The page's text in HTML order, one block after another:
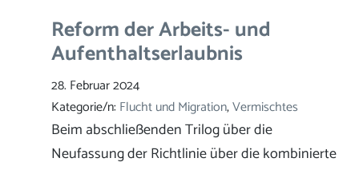
Reform der Arbeits- und
Aufenthaltserlaubnis
28. Februar 2024
Kategorie/n:Flucht und Migration, Vermischtes
Beim abschließenden Trilog über die
Neufassung der Richtlinie über die kombinierte